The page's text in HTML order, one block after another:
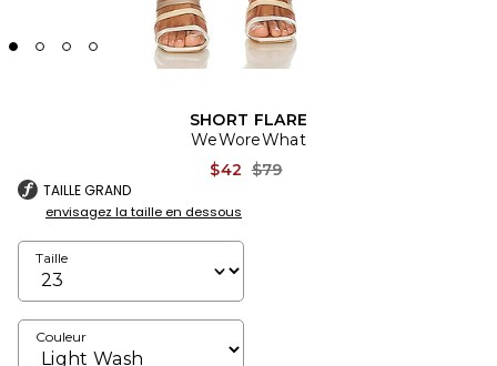
SHORT FLARE
WeWoreWhat
$42 Previous price:
$79
TAILLE GRAND
envisagez la taille en dessous
Taille
Couleur